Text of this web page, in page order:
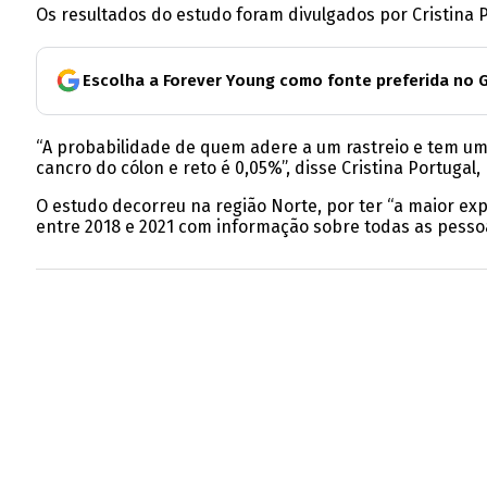
Os resultados do estudo foram divulgados por Cristina
Escolha a Forever Young como fonte preferida no
“A probabilidade de quem adere a um rastreio e tem
cancro do cólon e reto é 0,05%”, disse Cristina
O estudo decorreu na região Norte, por ter “a maior
entre 2018 e 2021 com informação sobre todas as